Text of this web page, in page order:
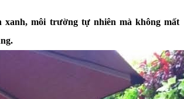
xanh, môi trường tự nhiên mà không mất